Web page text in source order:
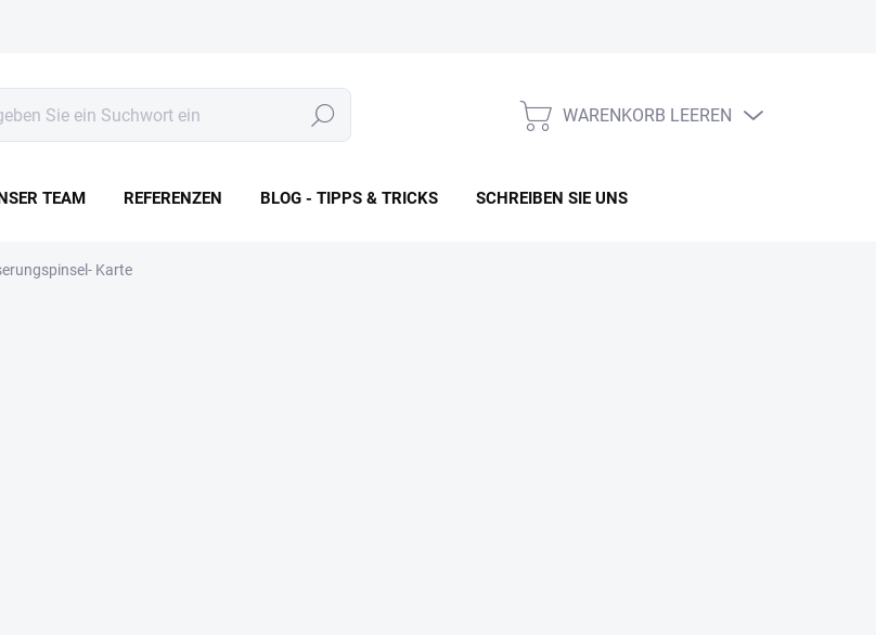
Suchen WARENKORB
WARENKORB LEEREN
TEAM REFERENZEN BLOG - TIPPS & TRICKS SCHREIBEN SIE UNS
Karte